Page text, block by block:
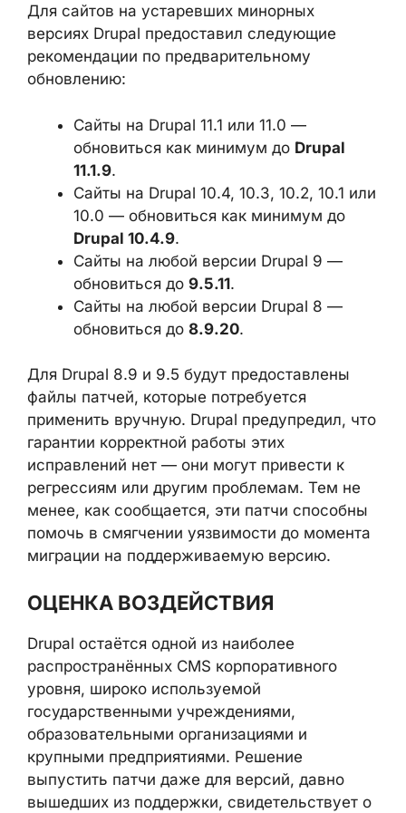
Для сайтов на устаревших минорных
версиях Drupal предоставил следующие
рекомендации по предварительному
обновлению:
Сайты на Drupal 11.1 или 11.0 —
обновиться как минимум до Drupal
11.1.9.
Сайты на Drupal 10.4, 10.3, 10.2, 10.1 или
10.0 — обновиться как минимум до
Drupal 10.4.9.
Сайты на любой версии Drupal 9 —
обновиться до 9.5.11.
Сайты на любой версии Drupal 8 —
обновиться до 8.9.20.
Для Drupal 8.9 и 9.5 будут предоставлены
файлы патчей, которые потребуется
применить вручную. Drupal предупредил, что
гарантии корректной работы этих
исправлений нет — они могут привести к
регрессиям или другим проблемам. Тем не
менее, как сообщается, эти патчи способны
помочь в смягчении уязвимости до момента
миграции на поддерживаемую версию.
ОЦЕНКА ВОЗДЕЙСТВИЯ
Drupal остаётся одной из наиболее
распространённых CMS корпоративного
уровня, широко используемой
государственными учреждениями,
образовательными организациями и
крупными предприятиями. Решение
выпустить патчи даже для версий, давно
вышедших из поддержки, свидетельствует о